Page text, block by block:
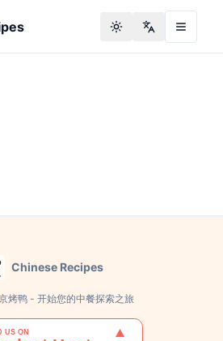
Toggle theme
Change
Chinese Recipes
烤鸭 - 开始您的中餐探索之旅